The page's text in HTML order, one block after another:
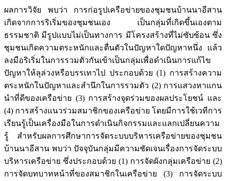
ผลการวิจัย พบว่า การก่อรูปเครือข่ายของชุมชนบ้านนาอีสาน
เกิดจากการริเริ่มของชุมชนเอง เป็นกลุ่มที่เกิดขึ้นเองตาม
ธรรมชาติ มีรูปแบบไม่เป็นทางการ มีโครงสร้างที่ไม่ซับซ้อน ซึ่ง
ชุมชนเกิดความตระหนักและตื่นตัวในปัญหาใดปัญหาหนึ่ง แล้ว
ลงมือริเริ่มในการรวมตัวกันเข้าเป็นกลุ่มเพื่อดำเนินการแก้ไข
ปัญหาให้ลุล่วงหรือบรรเทาไป ประกอบด้วย (1) การสร้างความ
ตระหนักในปัญหาและสำนึกในการรวมตัว (2) การแสวงหาแกน
นำที่ดีของเครือข่าย (3) การสร้างจุดร่วมของผลประโยชน์ และ
(4) การสร้างแนวร่วมสมาชิกของเครือข่าย โดยมีการใช้เวทีการ
เรียนรู้เป็นเครื่องมือในการดำเนินกิจกรรมและแลกเปลี่ยนความ
รู้ สำหรับผลการศึกษาการจัดระบบบริหารเครือข่ายของชุมชน
บ้านนาอีสาน พบว่า ปัจจุบันกลุ่มมีความชัดเจนเรื่องการจัดระบบ
บริหารเครือข่าย ซึ่งประกอบด้วย (1) การจัดผังกลุ่มเครือข่าย (2)
การจัดบทบาทหน้าที่ของสมาชิกในเครือข่าย (3) การจัดระบบ